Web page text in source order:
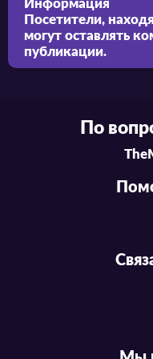
разобраться.
Информация
Посетители,
могут оставлять
публикации.
По